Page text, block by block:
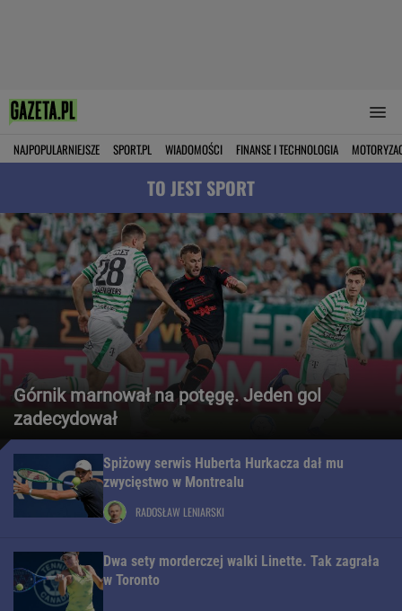
NAJPOPULARNIEJSZE SPORT.PL WIADOMOŚCI FINANSE I TECHNOLOGIA
TO JEST SPORT
Górnik marnował na potęgę. Jeden gol
zadecydował
Spiżowy serwis Huberta Hurkacza dał mu
zwycięstwo w Montrealu
RADOSŁAW LENIARSKI
Dwa sety morderczej walki Linette. Tak zagrała
w Toronto